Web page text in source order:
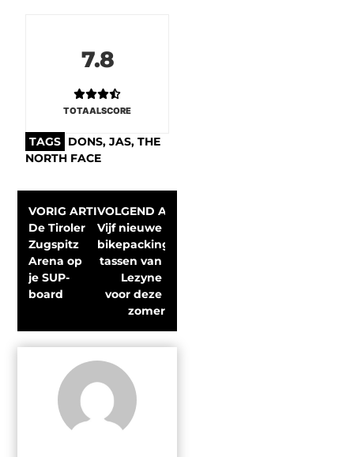
7.8
TOTAALSCORE
TAGS DONS,JAS,THE
NORTH FACE
VORIG ARTIKEL
De Tiroler
Zugspitz
Arena op
je SUP-
board
VOLGEND ARTIKEL
Vijf nieuwe
bikepacking
tassen van
Lezyne
voor deze
zomer